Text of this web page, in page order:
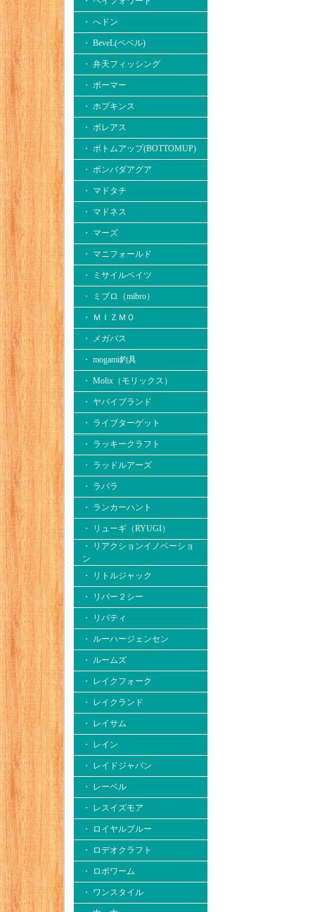
・ へドン
・ BeveL(ベベル)
・ 弁天フィッシング
・ ボーマー
・ ホプキンス
・ ボレアス
・ ボトムアップ(BOTTOMUP)
・ ボンバダアグア
・ マドタチ
・ マドネス
・ マーズ
・ マニフォールド
・ ミサイルベイツ
・ ミブロ（mibro）
・ ＭＩＺＭＯ
・ メガバス
・ mogami釣具
・ Molix（モリックス）
・ ヤバイブランド
・ ライブターゲット
・ ラッキークラフト
・ ラッドルアーズ
・ ラパラ
・ ランカーハント
・ リューギ（RYUGI）
・ リアクションイノベーショ
ン
・ リトルジャック
・ リバー２シー
・ リバティ
・ ルーハージェンセン
・ ルームズ
・ レイクフォーク
・ レイクランド
・ レイサム
・ レイン
・ レイドジャパン
・ レーベル
・ レスイズモア
・ ロイヤルブルー
・ ロデオクラフト
・ ロボワーム
・ ワンスタイル